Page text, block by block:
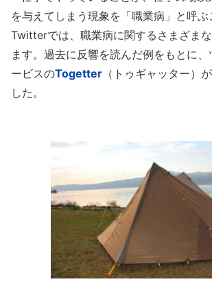
を与えてしまう現象を「職業病」と呼ぶ
Twitterでは、職業病に関するさまざま
ます。過去に反響を読んだ例をもとに
ービスのTogetter （トゥギャッター）
した。